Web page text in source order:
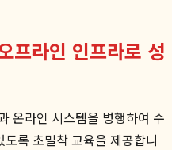
프라인 인프라로 성
온라인 시스템을 병행하여 수
록 초밀착 교육을 제공합니